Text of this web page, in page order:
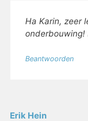
Ha Karin, zeer
onderbouwing!
Beantwoorden
Erik Hein